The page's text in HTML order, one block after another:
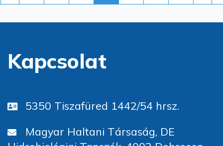
Kapcsolat
5350 Tiszafüred 1442/54 hrsz.
Magyar Haltani Társaság, DE